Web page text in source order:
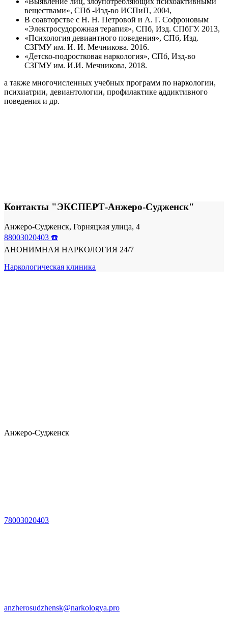
веществами», СПб -Изд-во ИСПиП, 2004,
В соавторстве с Н. Н. Петровой и А. Г. Софроновым
«Электросудорожная терапия», СПб, Изд. СПбГУ. 2013,
«Психология девиантного поведения», СПб, Изд.
СЗГМУ им. И. И. Мечникова. 2016.
«Детско-подростковая наркология», СПб, Изд-во
СЗГМУ им. И.И. Мечникова, 2018.
а также многочисленных учебных программ по наркологии,
психиатрии, девиантологии, профилактике аддиктивного
поведения и др.
Контакты "ЭКСПЕРТ-Анжеро-Судженск"
Анжеро-Судженск, Горняцкая улица, 4
88003020403 ☎️
АНОНИМНАЯ НАРКОЛОГИЯ 24/7
Наркологическая клиника
Анжеро-Судженск
78003020403
anzherosudzhensk@narkologya.pro